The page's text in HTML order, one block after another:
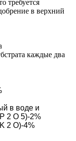
требуется
в верхний
каждые два
в воде и
2 O 5)-2%
2 O)-4%